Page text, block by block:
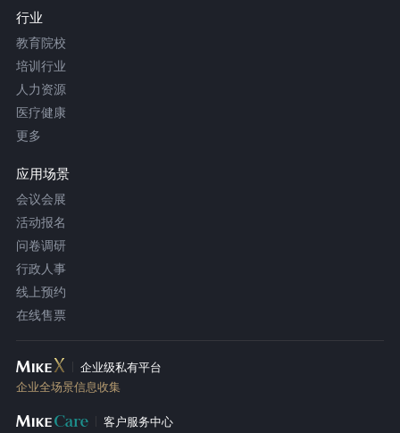
行业
教育院校
培训行业
人力资源
医疗健康
更多
应用场景
会议会展
活动报名
问卷调研
行政人事
线上预约
在线售票
企业级私有平台
企业全场景信息收集
客户服务中心